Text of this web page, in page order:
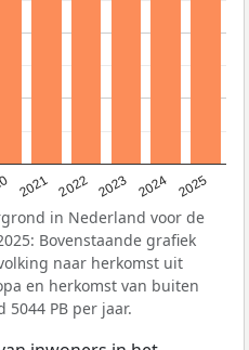
2021 2022 2023 2024 2025
in Nederland voor de
Bovenstaande grafiek
naar herkomst uit
en herkomst van buiten
PB per jaar.